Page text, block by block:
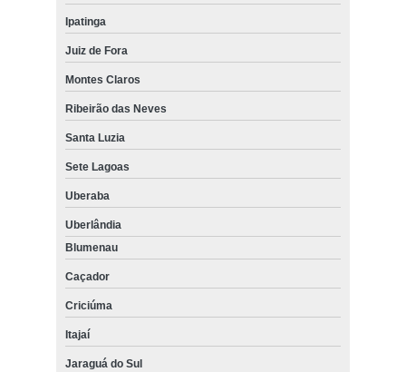
Ipatinga
Juiz de Fora
Montes Claros
Ribeirão das Neves
Santa Luzia
Sete Lagoas
Uberaba
Uberlândia
Blumenau
Caçador
Criciúma
Itajaí
Jaraguá do Sul